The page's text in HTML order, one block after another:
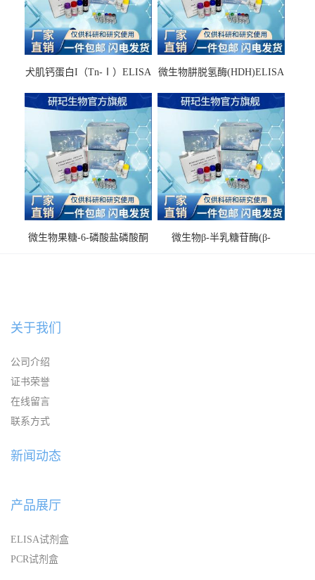
犬肌钙蛋白I（Tn-Ⅰ）ELISA
微生物肼脱氢酶(HDH)ELISA
微生物果糖-6-磷酸盐磷酸酮
微生物β-半乳糖苷酶(β-
关于我们
公司介绍
证书荣誉
在线留言
联系方式
新闻动态
产品展厅
ELISA试剂盒
PCR试剂盒